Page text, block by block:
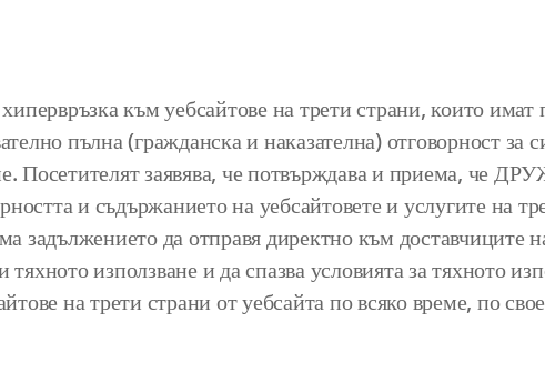
към уебсайтове на трети страни, които имат
пълна (гражданска и наказателна) отговорност за
Посетителят заявява, че потвърждава и приема, че
и съдържанието на уебсайтовете и услугите на
задължението да отправя директно към доставчиците
тяхното използване и да спазва условията за
на трети страни от уебсайта по всяко време, по